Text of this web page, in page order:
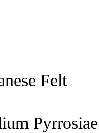
Felt
Pyrrosiae